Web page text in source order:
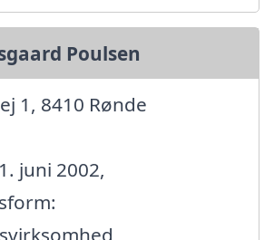
Poulsen
1, 8410 Rønde
juni 2002,